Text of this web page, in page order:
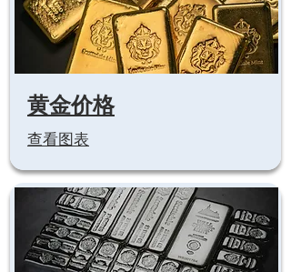
黄金价格
查看图表